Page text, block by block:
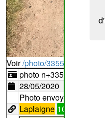
Voir/photo/335583?typ=d
photo n+335583
28/05/2020
Photo envoyée par
Laplaigne 10